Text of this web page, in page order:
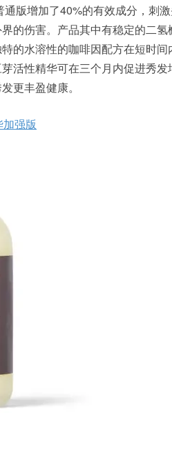
版增加了40%的有效成分，刺
的伤害。产品其中有稳定的二氢
的水溶性的咖啡因配方在短时间
活性精华可在三个月内促进秀发
更丰盈健康。
强版